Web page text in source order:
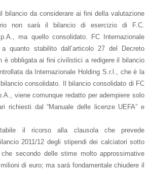
bilancio da considerare ai fini della valutazione
non sarà il bilancio di esercizio di F.C.
ma quello consolidato. FC Internazionale
quanto stabilito dall’articolo 27 del Decreto
è obbligata ai fini civilistici a redigere il bilancio
da Internazionale Holding S.r.l., che è la
consolidato. Il bilancio consolidato di FC
viene comunque redatto per adempiere solo
richiesti dal “Manuale delle licenze UEFA” e
il ricorso alla clausola che prevede
2011/12 degli stipendi dei calciatori sotto
secondo delle stime molto approssimative
di euro; ma sarà fondamentale chiudere il